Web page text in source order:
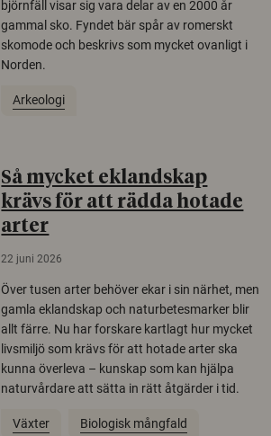
björnfäll visar sig vara delar av en 2000 år
gammal sko. Fyndet bär spår av romerskt
skomode och beskrivs som mycket ovanligt i
Norden.
Arkeologi
Så mycket eklandskap
krävs för att rädda hotade
arter
22 juni 2026
Över tusen arter behöver ekar i sin närhet, men
gamla eklandskap och naturbetesmarker blir
allt färre. Nu har forskare kartlagt hur mycket
livsmiljö som krävs för att hotade arter ska
kunna överleva – kunskap som kan hjälpa
naturvårdare att sätta in rätt åtgärder i tid.
Växter Biologisk mångfald